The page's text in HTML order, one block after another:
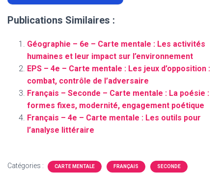
Publications Similaires :
Géographie – 6e – Carte mentale : Les activités
humaines et leur impact sur l’environnement
EPS – 4e – Carte mentale : Les jeux d’opposition :
combat, contrôle de l’adversaire
Français – Seconde – Carte mentale : La poésie :
formes fixes, modernité, engagement poétique
Français – 4e – Carte mentale : Les outils pour
l’analyse littéraire
Catégories : CARTE MENTALE FRANÇAIS SECONDE